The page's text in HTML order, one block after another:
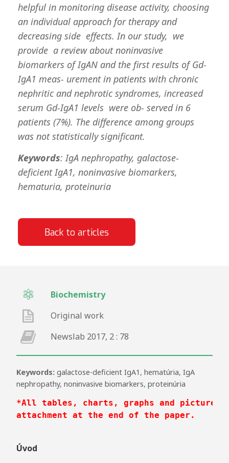
helpful in monitoring disease activity, choosing
an individual approach for therapy and
decreasing side effects. In our study, we
provide a review about noninvasive
biomarkers of IgAN and the first results of Gd-
IgA1 meas- urement in patients with chronic
nephritic and nephrotic syndromes, increased
serum Gd-IgA1 levels were ob- served in 6
patients (7%). The difference among groups
was not statistically significant.
Keywords: IgA nephropathy, galactose-
deficient IgA1, noninvasive biomarkers,
hematuria, proteinuria
Back to articles
Biochemistry
Original work
Newslab 2017, 2 : 78
Keywords: galactose-deficient IgA1 , hematúria, IgA
nephropathy, noninvasive biomarkers, proteinúria
*All tables, charts, graphs and
attachment at the end of the paper.
Úvod